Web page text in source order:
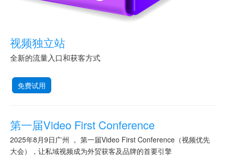
视频独立站
全新的流量入口和获客方式
免费试用
第一届Video First Conference
2025年8月9日广州 ， 第一届Video First Conference（视频优先
大会），让私域视频成为外贸获客及品牌的首要引擎